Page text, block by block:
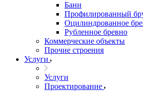
Бани
Профилированный
Оцилиндрованное
Рубленное бревно
Коммерческие объекты
Прочие строения
Услуги
Услуги
Проектирование